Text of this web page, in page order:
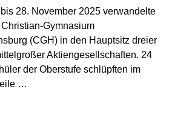
28. November 2025 verwandelte
Gymnasium
(CGH) in den Hauptsitz dreier
Aktiengesellschaften. 24
der Oberstufe schlüpften im
…